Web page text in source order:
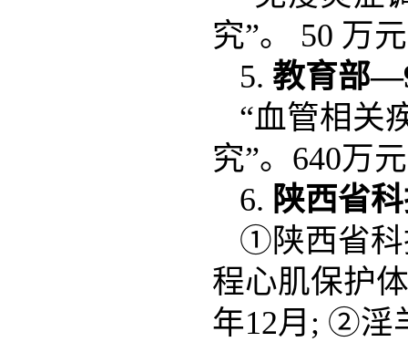
究”。 50 万
5. 教育部―
“血管相关
究”。640万
6. 陕西省
①陕西省科
程心肌保护
年12月; ②淫